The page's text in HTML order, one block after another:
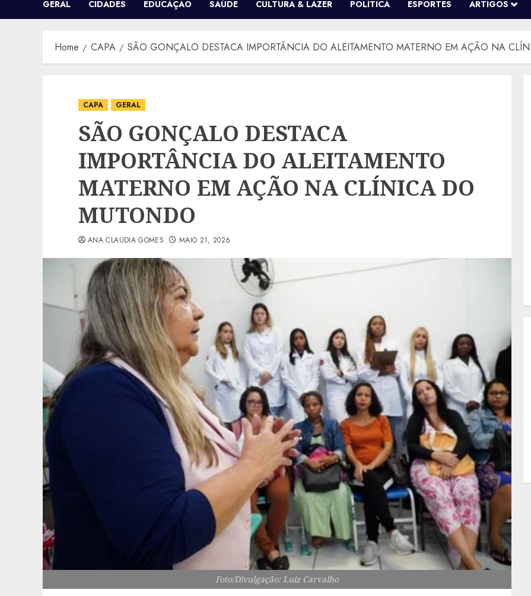
GERAL CIDADES EDUCAÇÃO SAÚDE CULTURA & LAZER POLÍTICA ESPORTES ARTIGOS
Home CAPA SÃO GONÇALO DESTACA IMPORTÂNCIA DO ALEITAMENTO MATERNO EM AÇÃO NA
CAPA GERAL
SÃO GONÇALO DESTACA
IMPORTÂNCIA DO ALEITAMENTO
MATERNO EM AÇÃO NA CLÍNICA DO
MUTONDO
ANA CLAUDIA GOMES MAIO 21, 2026
Foto/Divulgação: Luiz Carvalho